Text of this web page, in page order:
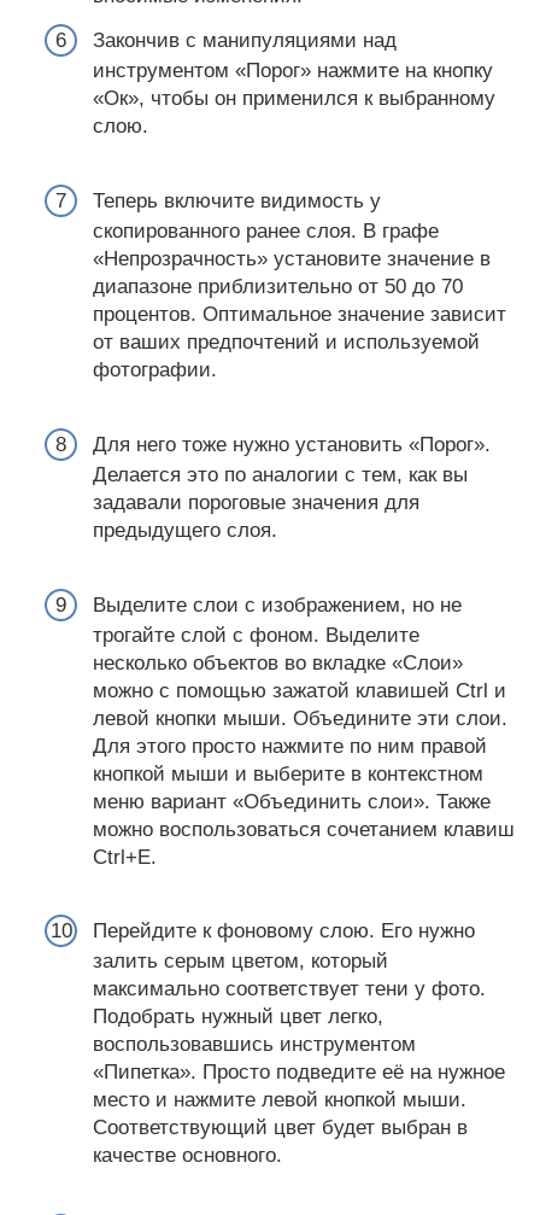
Закончив с манипуляциями над
инструментом «Порог» нажмите на кнопку
«Ок», чтобы он применился к выбранному
слою.
Теперь включите видимость у
скопированного ранее слоя. В графе
«Непрозрачность» установите значение в
диапазоне приблизительно от 50 до 70
процентов. Оптимальное значение зависит
от ваших предпочтений и используемой
фотографии.
Для него тоже нужно установить «Порог».
Делается это по аналогии с тем, как вы
задавали пороговые значения для
предыдущего слоя.
Выделите слои с изображением, но не
трогайте слой с фоном. Выделите
несколько объектов во вкладке «Слои»
можно с помощью зажатой клавишей Ctrl и
левой кнопки мыши. Объедините эти слои.
Для этого просто нажмите по ним правой
кнопкой мыши и выберите в контекстном
меню вариант «Объединить слои». Также
можно воспользоваться сочетанием клавиш
Ctrl+E.
Перейдите к фоновому слою. Его нужно
залить серым цветом, который
максимально соответствует тени у фото.
Подобрать нужный цвет легко,
воспользовавшись инструментом
«Пипетка». Просто подведите её на нужное
место и нажмите левой кнопкой мыши.
Соответствующий цвет будет выбран в
качестве основного.